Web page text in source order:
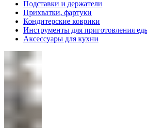
Подставки и держатели
Прихватки, фартуки
Кондитерские коврики
Инструменты для приготовления
Аксессуары для кухни